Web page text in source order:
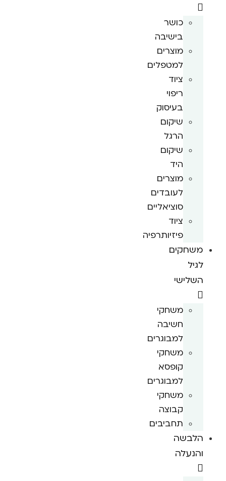
כושר
בישיבה
מוצרים
למטפלים
ציוד
ריפוי
בעיסוק
שיקום
הרגל
שיקום
היד
מוצרים
לעובדים
סוציאליים
ציוד
פיזיותרפיה
משחקים
לגיל
השלישי
משחקי
חשיבה
למבוגרים
משחקי
קופסא
למבוגרים
משחקי
קבוצה
תחביבים
הלבשה
והנעלה